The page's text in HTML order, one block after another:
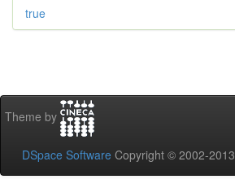
true
Theme by
DSpace Software Copyright © 2002-2013